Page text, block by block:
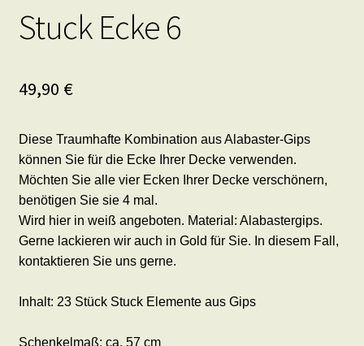
Stuck Ecke 6
49,90 €
Diese Traumhafte Kombination aus Alabaster-Gips
können Sie für die Ecke Ihrer Decke verwenden.
Möchten Sie alle vier Ecken Ihrer Decke verschönern,
benötigen Sie sie 4 mal.
Wird hier in weiß angeboten. Material: Alabastergips.
Gerne lackieren wir auch in Gold für Sie. In diesem Fall,
kontaktieren Sie uns gerne.
Inhalt: 23 Stück Stuck Elemente aus Gips
Schenkelmaß: ca. 57 cm